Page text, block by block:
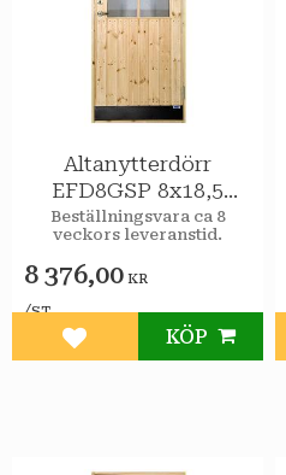
Altanytterdörr
EFD8GSP 8x18,5
Högerhängd STAR
Varmförråd Klar
spröjs
Beställningsvara ca 8
veckors leveranstid.
8 376,00 KR
/ST
Lägg till i favoriter
KÖP